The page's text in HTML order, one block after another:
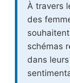
À travers
des
schémas
dans